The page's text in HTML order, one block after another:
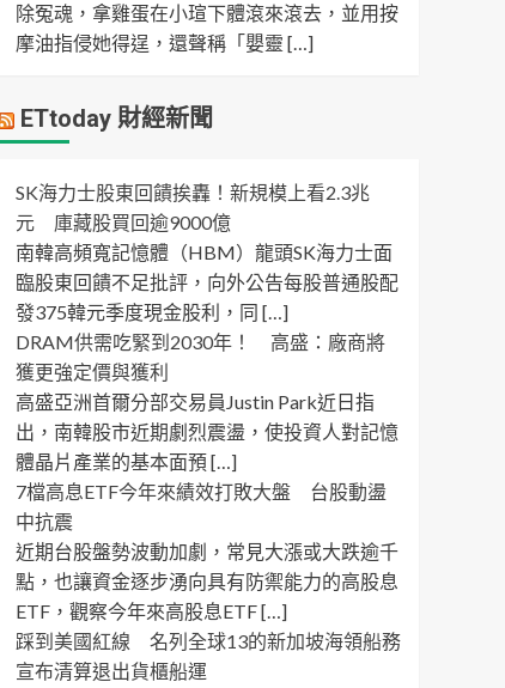
除冤魂，拿雞蛋在小瑄下體滾來滾去，並用按
摩油指侵她得逞，還聲稱「嬰靈 […]
ETtoday 財經新聞
SK海力士股東回饋挨轟！新規模上看2.3兆
元 庫藏股買回逾9000億
南韓高頻寬記憶體（HBM）龍頭SK海力士面
臨股東回饋不足批評，向外公告每股普通股配
發375韓元季度現金股利，同 […]
DRAM供需吃緊到2030年！ 高盛：廠商將
獲更強定價與獲利
高盛亞洲首爾分部交易員Justin Park近日指
出，南韓股市近期劇烈震盪，使投資人對記憶
體晶片產業的基本面預 […]
7檔高息ETF今年來績效打敗大盤 台股動盪
中抗震
近期台股盤勢波動加劇，常見大漲或大跌逾千
點，也讓資金逐步湧向具有防禦能力的高股息
ETF，觀察今年來高股息ETF […]
踩到美國紅線 名列全球13的新加坡海領船務
宣布清算退出貨櫃船運